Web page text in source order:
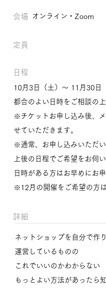
会場 オンライン・Zoom
定員
日程
10月3日（土）〜 11月30日
都合のよい日時をご相談の
※チケットお申し込み後、
せていただきます。
※通常、お申し込みいただ
上後の日程でご希望をお伺
日時がある方はお早めにお
※12月の開催をご希望の方
​詳細
ネットショップを自分で作り
運営しているものの
これでいいのかわからない
もっとよい方法があったら